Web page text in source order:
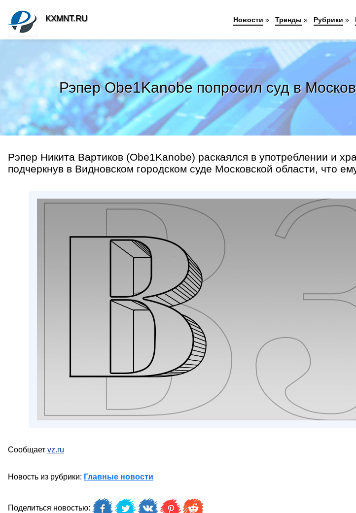
Рэпер Obe1Kanobe попросил суд в
Рэпер Никита Вартиков (Obe1Kanobe) раскаялся в употреблении и
подчеркнув в Видновском городском суде Московской области, что
Сообщает vz.ru
Новость из рубрики: Главные новости
Поделиться новостью:
KXMNT.RU Новости » Тренды » Рубрики »